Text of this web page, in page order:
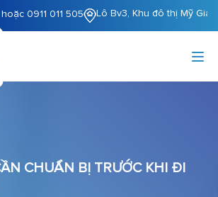
0911 011 505 Lô Bv3, Khu đô thị Mỹ
CHUẨN BỊ TRƯỚC KHI ĐI